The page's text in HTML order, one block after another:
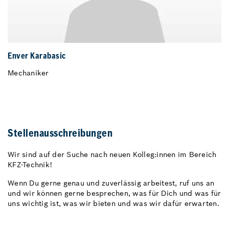
Enver Karabasic
Mechaniker
Stellenausschreibungen
Wir sind auf der Suche nach neuen Kolleg:innen im Bereich
KFZ-Technik!
Wenn Du gerne genau und zuverlässig arbeitest, ruf uns an
und wir können gerne besprechen, was für Dich und was für
uns wichtig ist, was wir bieten und was wir dafür erwarten.